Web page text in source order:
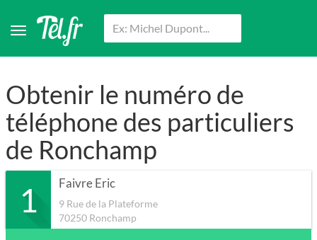
Obtenir le numéro de
téléphone des particuliers
de Ronchamp
1 Faivre Eric
9 Rue de la Plateforme
70250 Ronchamp